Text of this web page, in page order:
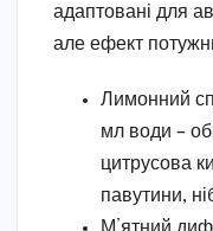
адаптовані для
але ефект
Лимонний
мл води –
цитрусова
павутини,